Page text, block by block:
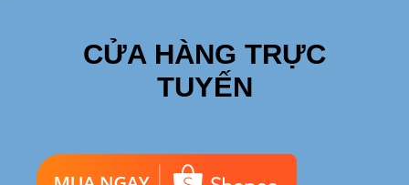
CỬA HÀNG TRỰC
TUYẾN